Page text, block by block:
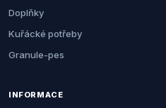
Doplňky
Kuřácké potřeby
Granule-pes
INFORMACE